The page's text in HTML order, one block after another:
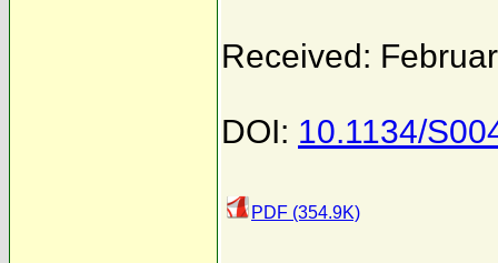
Received:
DOI: 10.1134/
PDF (354.9K)